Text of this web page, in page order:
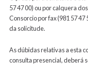
57 47 00) ou por calquera
Consorcio por fax (981 57
da solicitude.
As dúbidas relativas a esta
consulta presencial, deberá